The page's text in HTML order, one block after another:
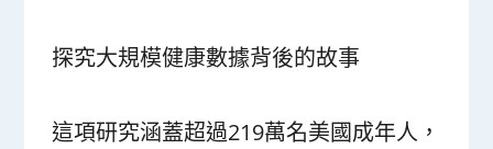
探究大規模健康數據背後的故事
這項研究涵蓋超過219萬名美國成年人，